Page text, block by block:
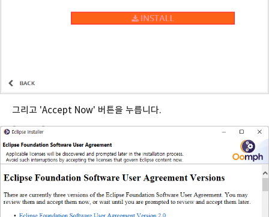
그리고 'Accept Now' 버튼을 누릅니다.